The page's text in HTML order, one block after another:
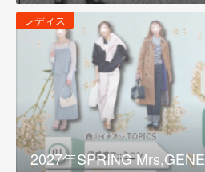
レディス
2027年SPRING